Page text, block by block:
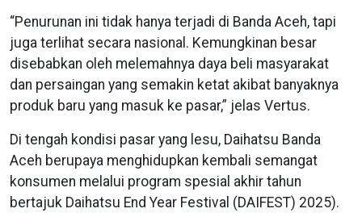
“Penurunan ini tidak hanya terjadi di Banda Aceh, tapi
juga terlihat secara nasional. Kemungkinan besar
disebabkan oleh melemahnya daya beli masyarakat
dan persaingan yang semakin ketat akibat banyaknya
produk baru yang masuk ke pasar,” jelas Vertus.
Di tengah kondisi pasar yang lesu, Daihatsu Banda
Aceh berupaya menghidupkan kembali semangat
konsumen melalui program spesial akhir tahun
bertajuk Daihatsu End Year Festival (DAIFEST) 2025).